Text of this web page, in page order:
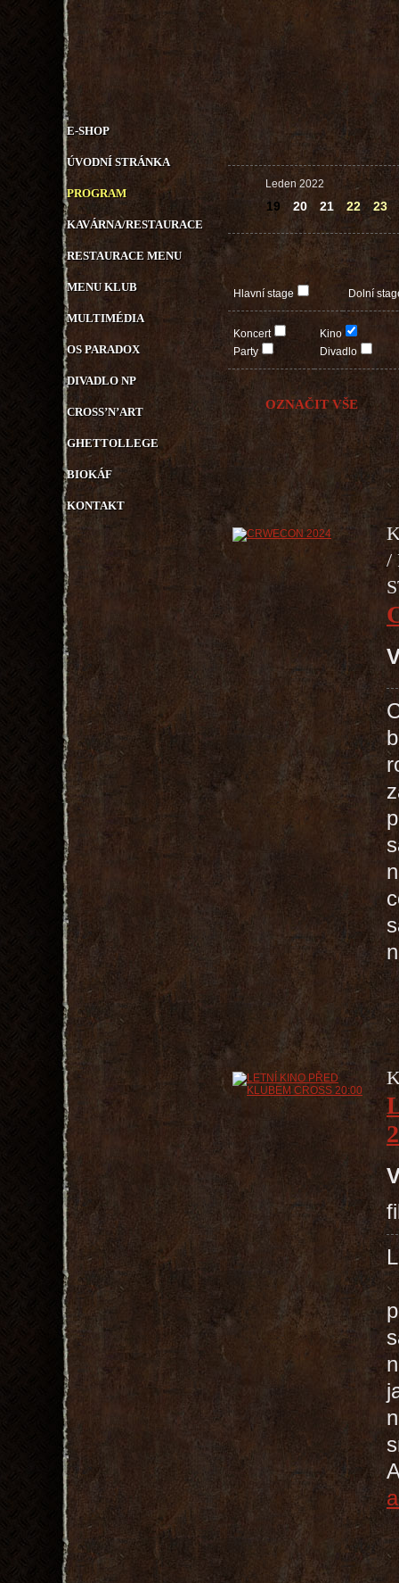
E-SHOP
ÚVODNÍ STRÁNKA
PROGRAM
KAVÁRNA/RESTAURACE
RESTAURACE MENU
MENU KLUB
MULTIMÉDIA
OS PARADOX
DIVADLO NP
CROSS’N’ART
GHETTOLLEGE
BIOKÁF
KONTAKT
Leden 2022
19 20 21 22 23
Hlavní stage Dolní
Koncert
Party
Kino
Divadlo
OZNAČIT VŠE
/